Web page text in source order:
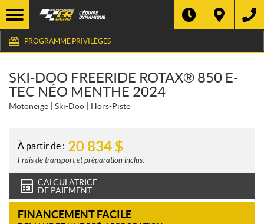
PROGRAMME PRIVILÈGES
SKI-DOO FREERIDE ROTAX® 850 E-
TEC NÉO MENTHE 2024
Motoneige Ski-Doo Hors-Piste
À partir de : 20 834 $
Frais de transport et préparation inclus.
CALCULATRICE
DE PAIEMENT
FINANCEMENT FACILE